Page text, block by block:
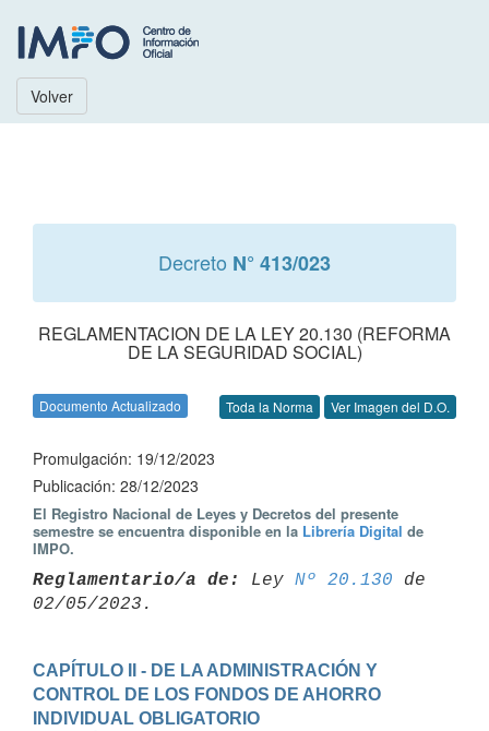
Volver
Decreto N° 413/023
REGLAMENTACION DE LA LEY 20.130 (REFORMA
DE LA SEGURIDAD SOCIAL)
Documento Actualizado Toda la Norma Ver Imagen del D.O.
Promulgación: 19/12/2023
Publicación: 28/12/2023
El Registro Nacional de Leyes y Decretos del presente
semestre se encuentra disponible en la Librería Digital de
IMPO.
Reglamentario/a de: Ley Nº 20.130 de
CAPÍTULO II - DE LA ADMINISTRACIÓN Y
CONTROL DE LOS FONDOS DE AHORRO
INDIVIDUAL OBLIGATORIO